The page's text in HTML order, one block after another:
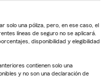
solo una póliza, pero, en ese caso, el
líneas de seguro no se aplicará.
disponibilidad y elegibilidad
contienen solo una
y no son una declaración de